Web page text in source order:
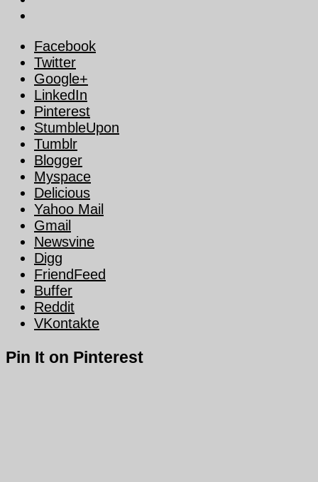
Facebook
Twitter
Google+
LinkedIn
Pinterest
StumbleUpon
Tumblr
Blogger
Myspace
Delicious
Yahoo Mail
Gmail
Newsvine
Digg
FriendFeed
Buffer
Reddit
VKontakte
Pin It on Pinterest